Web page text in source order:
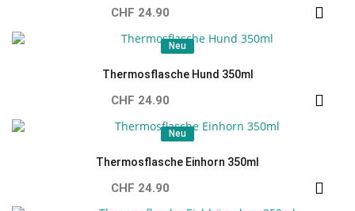
CHF 24.90
Neu
Neu
Thermosflasche Hund 350ml
CHF 24.90
Neu
Neu
Thermosflasche Einhorn 350ml
CHF 24.90